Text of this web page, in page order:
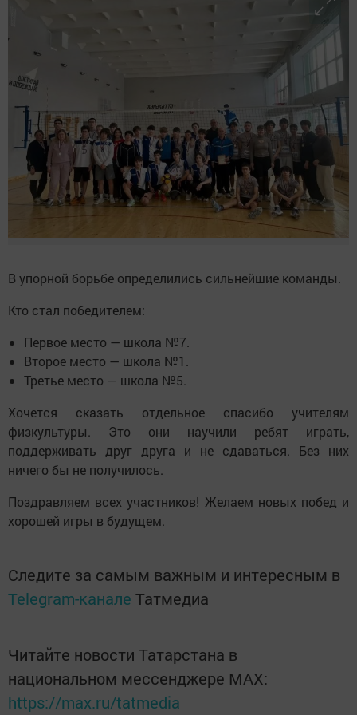
В упорной борьбе определились сильнейшие команды.
Кто стал победителем:
Первое место — школа №7.
Второе место — школа №1.
Третье место — школа №5.
Хочется сказать отдельное спасибо учителям
физкультуры. Это они научили ребят играть,
поддерживать друг друга и не сдаваться. Без них
ничего бы не получилось.
Поздравляем всех участников! Желаем новых побед и
хорошей игры в будущем.
Следите за самым важным и интересным в
Telegram-канале Татмедиа
Читайте новости Татарстана в
национальном мессенджере MАХ:
https://max.ru/tatmedia